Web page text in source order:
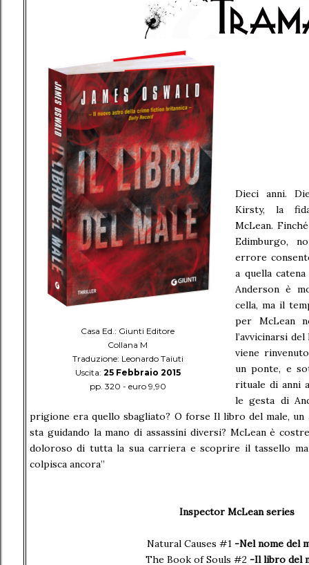
Casa Ed.: Giunti Editore
Collana M
Traduzione: Leonardo Taiuti
Uscita: 25 Febbraio 2015
pp. 320 - euro 9,90
Dieci anni.
Kirsty, la
McLean.
Edimburgo,
errore
a quella
Anderson è
cella, ma il
per McLean
l’avvicinarsi
viene
un ponte, e
rituale di anni
le gesta di
prigione era quello sbagliato? O forse Il libro del male,
sta guidando la mano di assassini diversi? McLean è
doloroso di tutta la sua carriera e scoprire il tassello
colpisca ancora”
Inspector McLean series
Natural Causes #1 -Nel nome del
The Book of Souls #2-Il libro del